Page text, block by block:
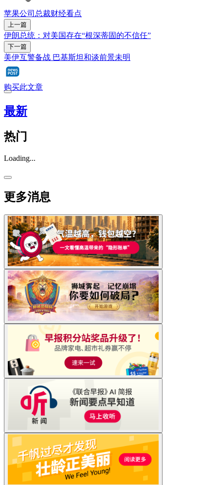
苹果公司 总裁财经看点
上一篇
伊朗总统：对美国存在“根深蒂固的不信任”
下一篇
美伊互警备战 巴基斯坦和谈前景未明
购买此文章
最新
热门
Loading...
更多消息